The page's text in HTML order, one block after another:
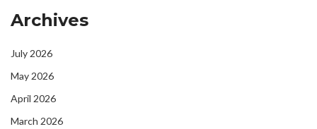
Archives
July 2026
May 2026
April 2026
March 2026